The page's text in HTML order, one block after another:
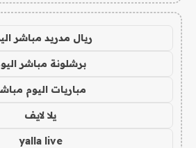
ريال مدريد مباشر
برشلونة مباشر
مباريات اليوم
يلا لايف
yalla live